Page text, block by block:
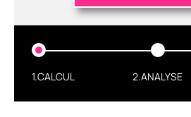
1.CALCUL 2.ANALYSE